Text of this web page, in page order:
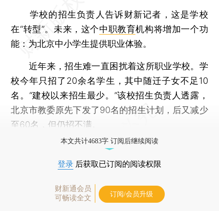
学校的招生负责人告诉财新记者，这是学校
在“转型”。未来，这个中职教育机构将增加一个功
能：为北京中小学生提供职业体验。
近年来，招生难一直困扰着这所职业学校。学
校今年只招了20余名学生，其中随迁子女不足10
名。“建校以来招生最少。”该校招生负责人透露，
北京市教委原先下发了90名的招生计划，后又减少
至60名，但仍招不满。
本文共计4683字 订阅后继续阅读
登录 后获取已订阅的阅读权限
财新通会员
可畅读全文
订阅/会员升级